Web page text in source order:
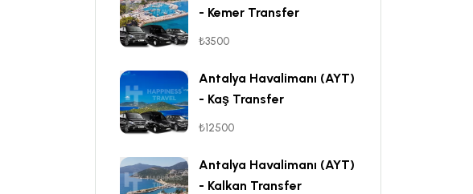
- Kemer Transfer
₺3500
Antalya Havalimanı (AYT)
- Kaş Transfer
₺12500
Antalya Havalimanı (AYT)
- Kalkan Transfer